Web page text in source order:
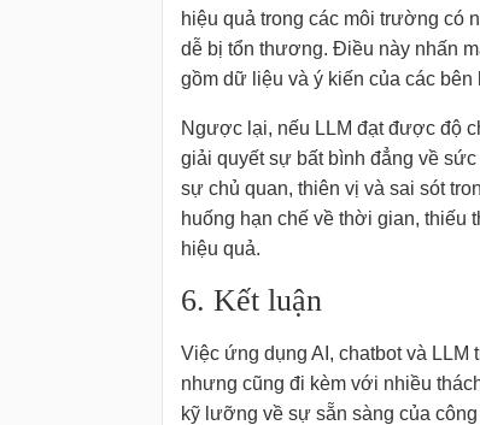
hiệu quả trong các môi trường có
dễ bị tổn thương. Điều này nhấn
gồm dữ liệu và ý kiến của các
Ngược lại, nếu LLM đạt được độ
giải quyết sự bất bình đẳng về
sự chủ quan, thiên vị và sai sót
huống hạn chế về thời gian, thiếu
hiệu quả.
6. Kết luận
Việc ứng dụng AI, chatbot và LLM
nhưng cũng đi kèm với nhiều
kỹ lưỡng về sự sẵn sàng của